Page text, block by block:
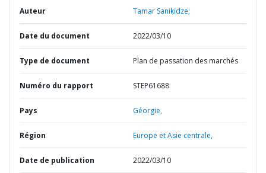
Auteur Tamar Sanikidze;
Date du document 2022/03/10
Type de document Plan de passation des marchés
Numéro du rapport STEP61688
Pays Géorgie,
Région Europe et Asie centrale,
Date de publication 2022/03/10